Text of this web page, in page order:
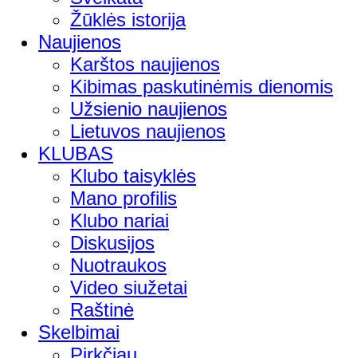
Žūklės istorija
Naujienos
Karštos naujienos
Kibimas paskutinėmis dienomis
Užsienio naujienos
Lietuvos naujienos
KLUBAS
Klubo taisyklės
Mano profilis
Klubo nariai
Diskusijos
Nuotraukos
Video siužetai
Raštinė
Skelbimai